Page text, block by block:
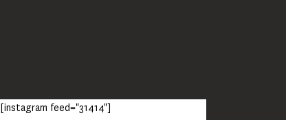
[instagram feed="31414"]